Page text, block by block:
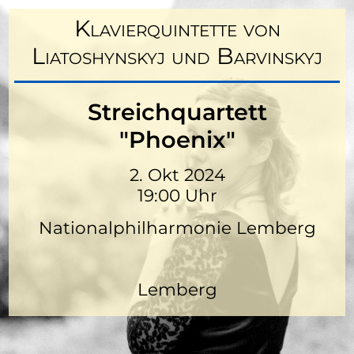
Klavierquintette von
Liatoshynskyj und Barvinskyj
Streichquartett
"Phoenix"
2. Okt 2024
19:00 Uhr
Nationalphilharmonie Lemberg
Lemberg